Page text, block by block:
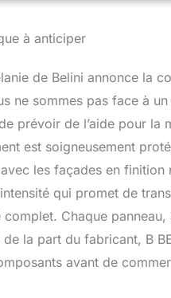
cycles pour une durabilité
pour une visibilité optimale et
SYSTÈME DE PROTECTION
polymère ABS résistants
rayures, les chocs et
de vie des meubles de
ALUMINIUM & DESIGN –
revêtement galvanique pour
pieds réglables en hauteur
stabilité optimale.
à anticiper
de Belini annonce la
ne sommes pas face à
prévoir de l’aide pour la
est soigneusement
les façades en
qui promet de
Chaque
la part du fabricant, B
avant de